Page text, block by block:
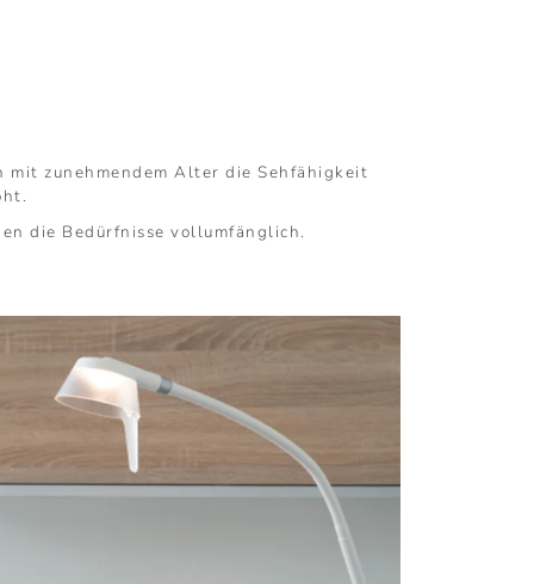
mit zunehmendem Alter die Sehfähigkeit
die Bedürfnisse vollumfänglich.